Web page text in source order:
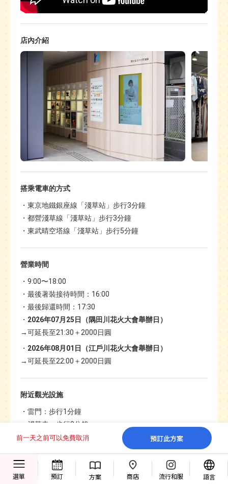
選單 預訂 方案 商店 流行和服 語言
前一天之前可以免費取消 預訂此方案
店內介紹
搭乘電車的方式
東京地鐵銀座線「淺草站」步行3分鐘
都營淺草線「淺草站」步行3分鐘
東武晴空塔線「淺草站」步行5分鐘
營業時間
9:00〜18:00
最後著裝接待時間：16:00
最後歸還時間：17:30
2026年07月25日（隅田川花火大會舉辦日）
→可延長至21:30＋2000日圓
2026年08月01日（江戶川花火大會舉辦日）
→可延長至22:00＋2000日圓
附近觀光設施
雷門：步行1分鐘
淺草寺：步行3分鐘
仲見世商店街：步行3分鐘